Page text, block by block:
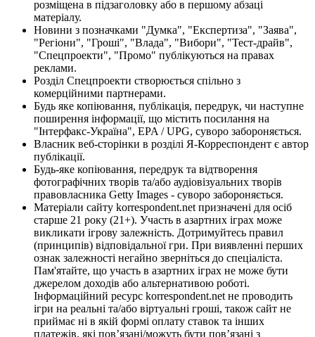
розміщена в підзаголовку або в першому абзаці
матеріалу.
Новини з позначками "Думка", "Експертиза", "Заява",
"Регіони", "Гроші", "Влада", "Вибори", "Тест-драйв",
"Спецпроекти", "Промо" публікуються на правах
реклами.
Розділ Спецпроекти створюється спільно з
комерційними партнерами.
Будь яке копіювання, публікація, передрук, чи наступне
поширення інформації, що містить посилання на
"Інтерфакс-Україна", EPA / UPG, суворо забороняється.
Власник веб-сторінки в розділі Я-Корреспондент є автор
публікації.
Будь-яке копіювання, передрук та відтворення
фотографічних творів та/або аудіовізуальних творів
правовласника Getty Images - суворо забороняється.
Матеріали сайту korrespondent.net призначені для осіб
старше 21 року (21+). Участь в азартних іграх може
викликати ігрову залежність. Дотримуйтесь правил
(принципів) відповідальної гри. При виявленні перших
ознак залежності негайно зверніться до спеціаліста.
Пам'ятайте, що участь в азартних іграх не може бути
джерелом доходів або альтернативою роботі.
Інформаційний ресурс korrespondent.net не проводить
ігри на реальні та/або віртуальні гроші, також сайт не
приймає ні в якій формі оплату ставок та інших
платежів, які пов’язані/можуть бути пов’язані з